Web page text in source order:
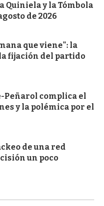
Quiniela y la Tómbola
de 2026
que viene": la
fijación del partido
Peñarol complica el
y la polémica por el
de una red
un poco